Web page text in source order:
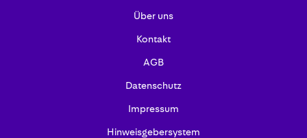
Über uns
Kontakt
AGB
Datenschutz
Impressum
Hinweisgebersystem